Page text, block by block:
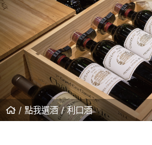
點我選酒 利口酒